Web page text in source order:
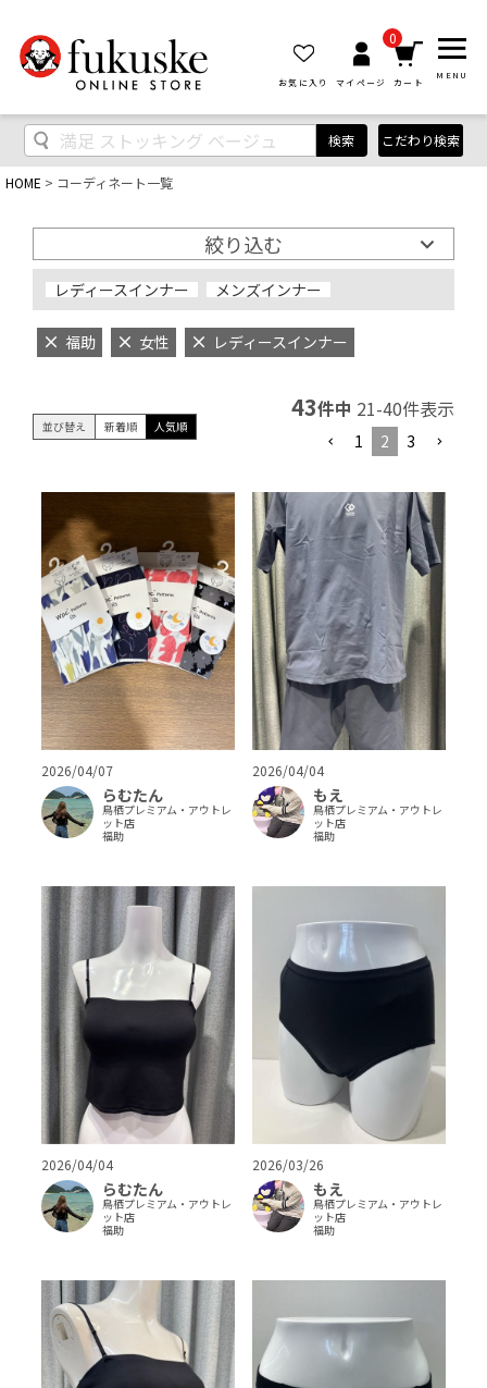
お気に入り マイページ
0
カート
MENU
検索 こだわり検索
HOME コーディネート一覧
絞り込む
レディースインナー メンズインナー
福助 女性 レディースインナー
並び替え 新着順 人気順
43件中 21-40件表示
1 2 3
2026/04/07
らむたん
鳥栖プレミアム・アウトレ
ット店
福助
2026/04/04
もえ
鳥栖プレミアム・アウトレ
ット店
福助
2026/04/04
らむたん
鳥栖プレミアム・アウトレ
ット店
福助
2026/03/26
もえ
鳥栖プレミアム・アウトレ
ット店
福助